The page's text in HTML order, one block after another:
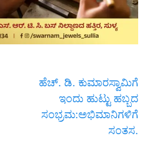
ಹೆಚ್. ಡಿ. ಕುಮಾರಸ್ವಾಮಿಗೆ
ಇಂದು ಹುಟ್ಟು ಹಬ್ಬದ
ಸಂಭ್ರಮ:ಅಭಿಮಾನಿಗಳಿಗೆ
ಸಂತಸ.